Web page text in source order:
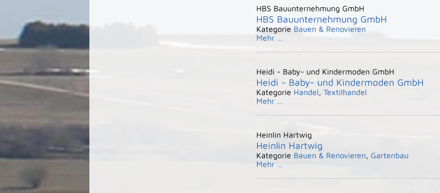
HBS Bauunternehmung GmbH
HBS Bauunternehmung GmbH
Kategorie Bauen & Renovieren
Mehr …
Heidi - Baby- und Kindermoden GmbH
Heidi - Baby- und Kindermoden GmbH
Kategorie Handel, Textilhandel
Mehr …
Heinlin Hartwig
Heinlin Hartwig
Kategorie Bauen & Renovieren, Gartenbau
Mehr …